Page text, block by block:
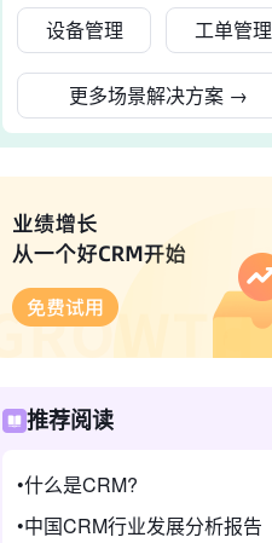
设备管理 工单管理
更多场景解决方案 →
推荐阅读
什么是CRM?
中国CRM行业发展分析报告